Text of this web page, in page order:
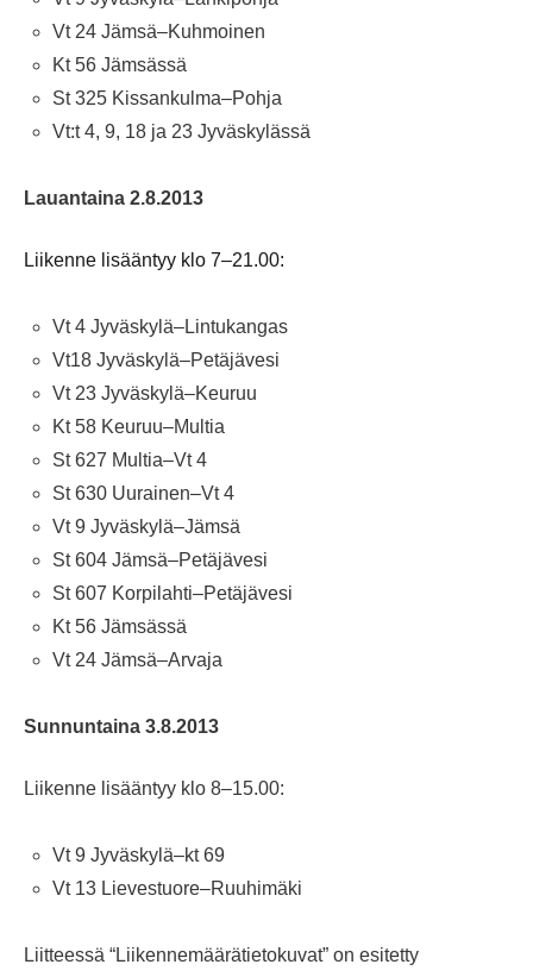
Vt 24 Jämsä–Kuhmoinen
Kt 56 Jämsässä
St 325 Kissankulma–Pohja
Vt:t 4, 9, 18 ja 23 Jyväskylässä
Lauantaina 2.8.2013
Liikenne lisääntyy klo 7–21.00:
Vt 4 Jyväskylä–Lintukangas
Vt18 Jyväskylä–Petäjävesi
Vt 23 Jyväskylä–Keuruu
Kt 58 Keuruu–Multia
St 627 Multia–Vt 4
St 630 Uurainen–Vt 4
Vt 9 Jyväskylä–Jämsä
St 604 Jämsä–Petäjävesi
St 607 Korpilahti–Petäjävesi
Kt 56 Jämsässä
Vt 24 Jämsä–Arvaja
Sunnuntaina 3.8.2013
Liikenne lisääntyy klo 8–15.00:
Vt 9 Jyväskylä–kt 69
Vt 13 Lievestuore–Ruuhimäki
Liitteessä “Liikennemäärätietokuvat” on esitetty